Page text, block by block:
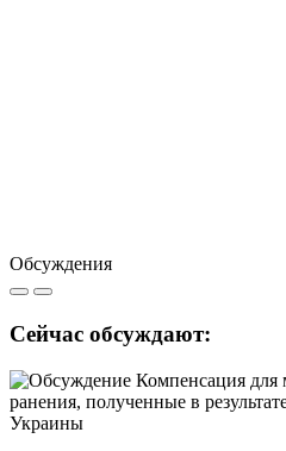
Обсуждения
Сейчас обсуждают: